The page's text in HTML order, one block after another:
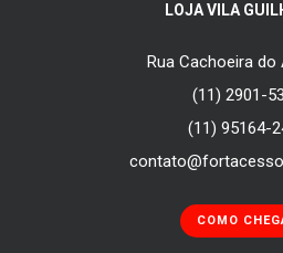
LOJA VILA
Rua Cachoeira do
(11) 2901-
(11) 95164-
COMO